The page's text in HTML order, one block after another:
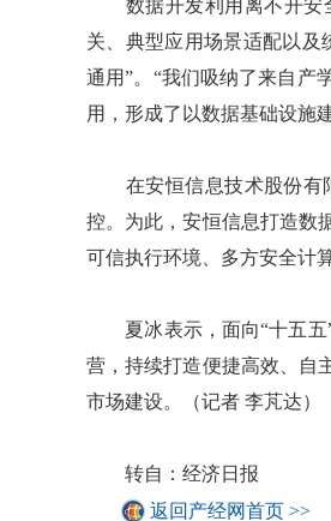
数据开发利用离不开安全
关、典型应用场景适配以及
通用”。“我们吸纳了来自产
用，形成了以数据基础设施
在安恒信息技术股份有限
控。为此，安恒信息打造数
可信执行环境、多方安全计
夏冰表示，面向“十五五”
营，持续打造便捷高效、自
市场建设。（记者 李芃达）
转自：经济日报
返回产经网首页 >>